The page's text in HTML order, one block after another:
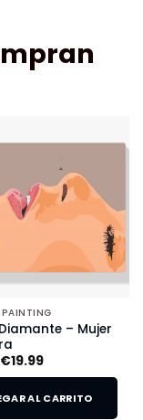
– Mujer
€19.99
AL CARRITO